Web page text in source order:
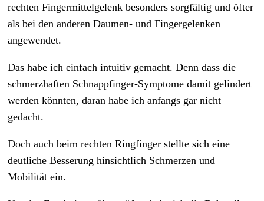
rechten Fingermittelgelenk besonders sorgfältig und öfter
als bei den anderen Daumen- und Fingergelenken
angewendet.
Das habe ich einfach intuitiv gemacht. Denn dass die
schmerzhaften Schnappfinger-Symptome damit gelindert
werden könnten, daran habe ich anfangs gar nicht
gedacht.
Doch auch beim rechten Ringfinger stellte sich eine
deutliche Besserung hinsichtlich Schmerzen und
Mobilität ein.